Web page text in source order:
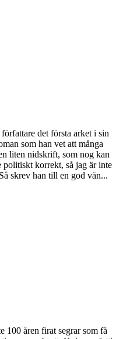
det första arket i sin
som han vet att många
liten nidskrift, som nog kan
politiskt korrekt, så jag är inte
skrev han till en god vän...
100 åren firat segrar som få